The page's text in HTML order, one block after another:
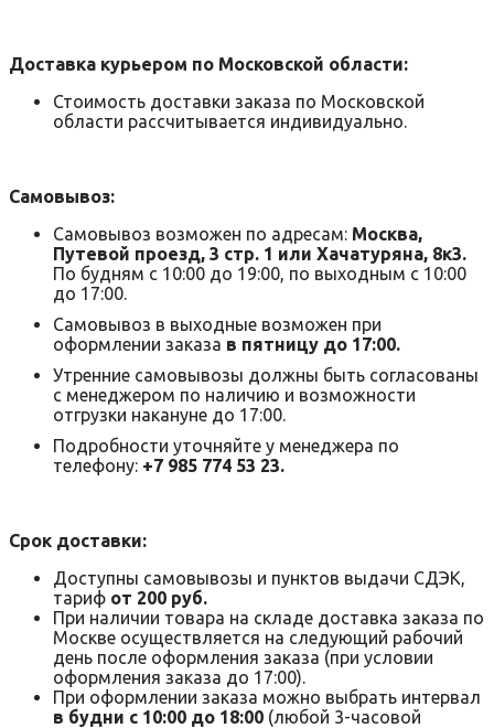
Доставка курьером по Московской области:
Стоимость доставки заказа по Московской
области рассчитывается индивидуально.
Самовывоз:
Самовывоз возможен по адресам: Москва,
Путевой проезд, 3 стр. 1 или Хачатуряна, 8к3.
По будням с 10:00 до 19:00, по выходным с 10:00
до 17:00.
Самовывоз в выходные возможен при
оформлении заказа в пятницу до 17:00.
Утренние самовывозы должны быть согласованы
с менеджером по наличию и возможности
отгрузки накануне до 17:00.
Подробности уточняйте у менеджера по
телефону: +7 985 774 53 23.
Срок доставки:
Доступны самовывозы и пунктов выдачи СДЭК,
тариф от 200 руб.
При наличии товара на складе доставка заказа по
Москве осуществляется на следующий рабочий
день после оформления заказа (при условии
оформления заказа до 17:00).
При оформлении заказа можно выбрать интервал
в будни с 10:00 до 18:00 (любой 3-часовой